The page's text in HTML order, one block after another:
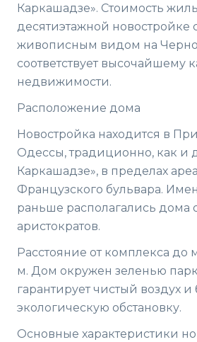
Каркашадзе». Стоимость
десятиэтажной новостройке
живописным видом на
соответствует высочайшему
недвижимости.
Расположение дома
Новостройка находится в
Одессы, традиционно, как и
Каркашадзе», в пределах
Французского бульвара.
раньше располагались дома
аристократов.
Расстояние от комплекса до
м. Дом окружен зеленью
гарантирует чистый воздух
экологическую обстановку.
Основные характеристики